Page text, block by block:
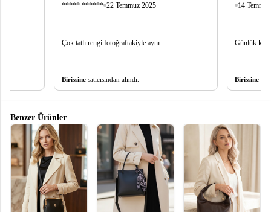
***** ****** 22 Temmuz 2025
Çok tatlı rengi fotoğraftakiyle aynı
Birissinesatıcısından alındı.
14
Günlük
Birissine
Benzer Ürünler